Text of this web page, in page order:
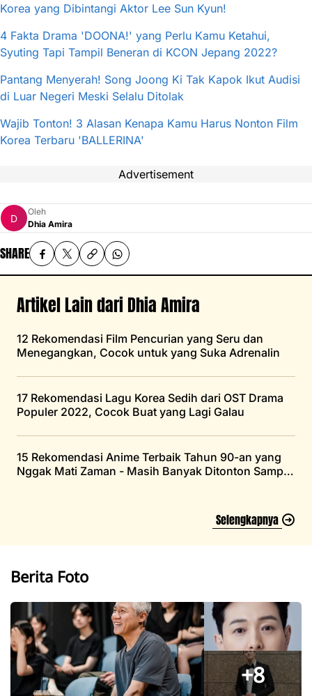
Korea yang Dibintangi Aktor Lee Sun Kyun!
4 Fakta Drama 'DOONA!' yang Perlu Kamu Ketahui,
Syuting Tapi Tampil Beneran di KCON Jepang 2022?
Pantang Menyerah! Song Joong Ki Tak Kapok Ikut Audisi
di Luar Negeri Meski Selalu Ditolak
Wajib Tonton! 3 Alasan Kenapa Kamu Harus Nonton Film
Korea Terbaru 'BALLERINA'
Advertisement
Oleh
Dhia Amira
SHARE
Artikel Lain dari Dhia Amira
12 Rekomendasi Film Pencurian yang Seru dan
Menegangkan, Cocok untuk yang Suka Adrenalin
17 Rekomendasi Lagu Korea Sedih dari OST Drama
Populer 2022, Cocok Buat yang Lagi Galau
15 Rekomendasi Anime Terbaik Tahun 90-an yang
Nggak Mati Zaman - Masih Banyak Ditonton Sampai
Selengkapnya
Berita Foto
+8